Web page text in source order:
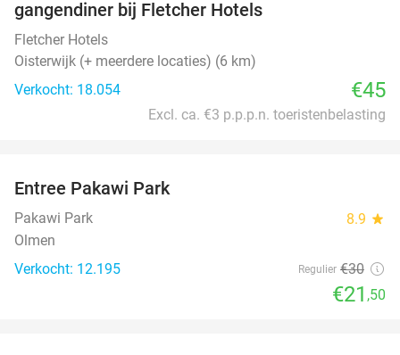
gangendiner bij Fletcher Hotels
Fletcher Hotels
Oisterwijk (+ meerdere locaties) (6 km)
Verkocht: 18.054
€45
Excl. ca. €3 p.p.p.n. toeristenbelasting
Entree Pakawi Park
Pakawi Park 8.9 star
Olmen
Verkocht: 12.195
Regulier €30
€21 ,50